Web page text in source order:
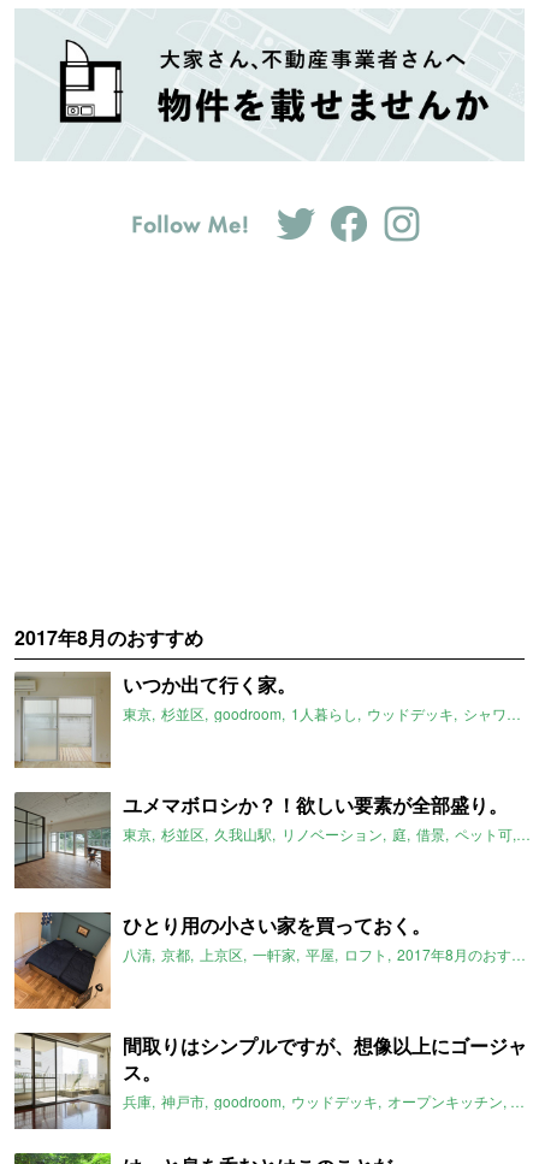
2017年8月のおすすめ
いつか出て行く家。
東京 杉並区 goodroom 1人暮らし ウッドデッキ シャワー
ユメマボロシか？！欲しい要素が全部盛り。
東京 杉並区 久我山駅 リノベーション 庭 借景 ペット可
ひとり用の小さい家を買っておく。
八清 京都 上京区 一軒家 平屋 ロフト 2017年8月のおすすめ
間取りはシンプルですが、想像以上にゴージャ
ス。
兵庫 神戸市 goodroom ウッドデッキ オープンキッチン サ